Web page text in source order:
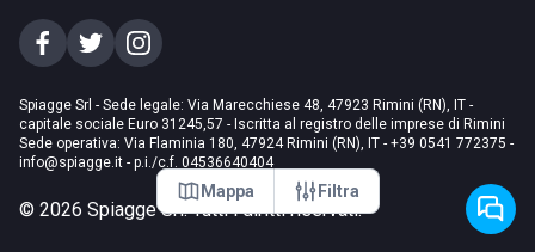
Mappa Filtra
Spiagge Srl - Sede legale: Via Marecchiese 48, 47923 Rimini (RN), IT -
capitale sociale Euro 31245,57 - Iscritta al registro delle imprese di Rimini
Sede operativa: Via Flaminia 180, 47924 Rimini (RN), IT - +39 0541 772375 -
info@spiagge.it - p.i./c.f. 04536640404
© 2026 Spiagge Srl. Tutti i diritti riservati.